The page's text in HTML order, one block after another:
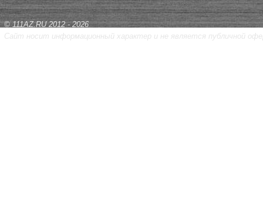
© 111AZ.RU 2012 - 2026
Сайт носит информационный характер и не является публичной